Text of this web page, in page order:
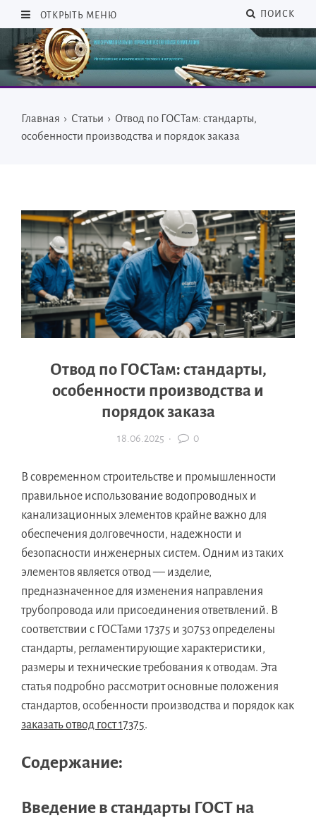
ОТКРЫТЬ МЕНЮ ПОИСК
Главная › Статьи › Отвод по ГОСТам: стандарты,
особенности производства и порядок заказа
Отвод по ГОСТам: стандарты,
особенности производства и
порядок заказа
18.06.2025 · 0
В современном строительстве и промышленности
правильное использование водопроводных и
канализационных элементов крайне важно для
обеспечения долговечности, надежности и
безопасности инженерных систем. Одним из таких
элементов является отвод — изделие,
предназначенное для изменения направления
трубопровода или присоединения ответвлений. В
соответствии с ГОСТами 17375 и 30753 определены
стандарты, регламентирующие характеристики,
размеры и технические требования к отводам. Эта
статья подробно рассмотрит основные положения
стандартов, особенности производства и порядок как
заказать отвод гост 17375.
Содержание:
Введение в стандарты ГОСТ на